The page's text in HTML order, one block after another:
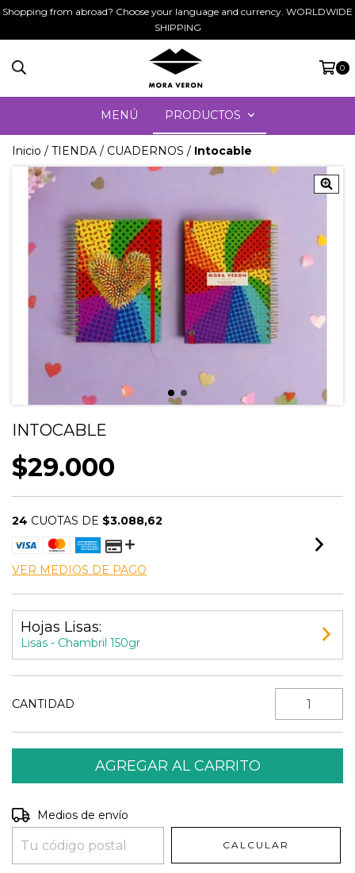
Shopping from abroad? Choose your language and currency. WORLDWIDE
SHIPPING
0
MENÚ PRODUCTOS
Inicio / TIENDA / CUADERNOS / Intocable
INTOCABLE
$29.000
24 CUOTAS DE $3.088,62
VER MEDIOS DE PAGO
Hojas Lisas:
Lisas - Chambril 150gr
CANTIDAD
Entregas para el CP:
Medios de envío
CALCULAR